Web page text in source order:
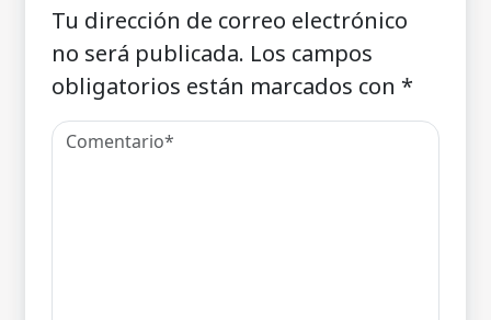
Tu dirección de correo electrónico
no será publicada. Los campos
obligatorios están marcados con *